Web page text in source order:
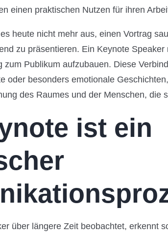
einen praktischen Nutzen für ihren
heute nicht mehr aus, einen Vortrag
zu präsentieren. Ein Keynote Speaker
zum Publikum aufzubauen. Diese
oder besonders emotionale
des Raumes und der Menschen, die
ist ein
über längere Zeit beobachtet, erkennt